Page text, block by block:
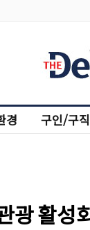
경 구인/구직
활성